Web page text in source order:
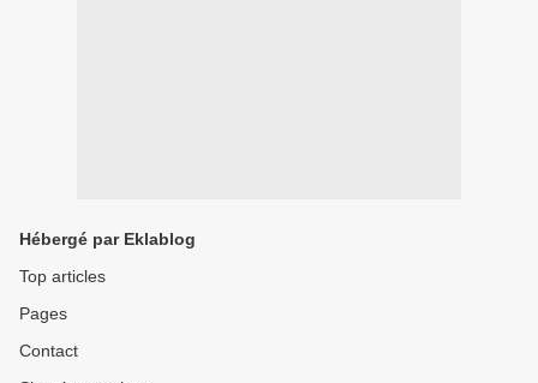
Hébergé par Eklablog
Top articles
Pages
Contact